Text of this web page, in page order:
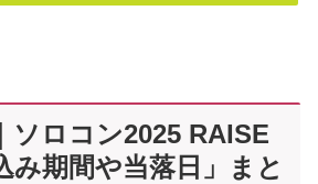
ソロコン2025 RAISE
み期間や当落日」まと